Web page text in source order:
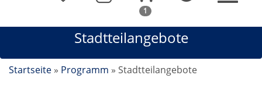
1 In
Warenkorb
befindet
sich
1
Stadtteilangebote
Startseite » Programm » Stadtteilangebote